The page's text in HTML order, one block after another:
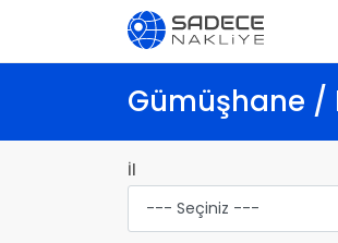
Gümüşhane /
İl